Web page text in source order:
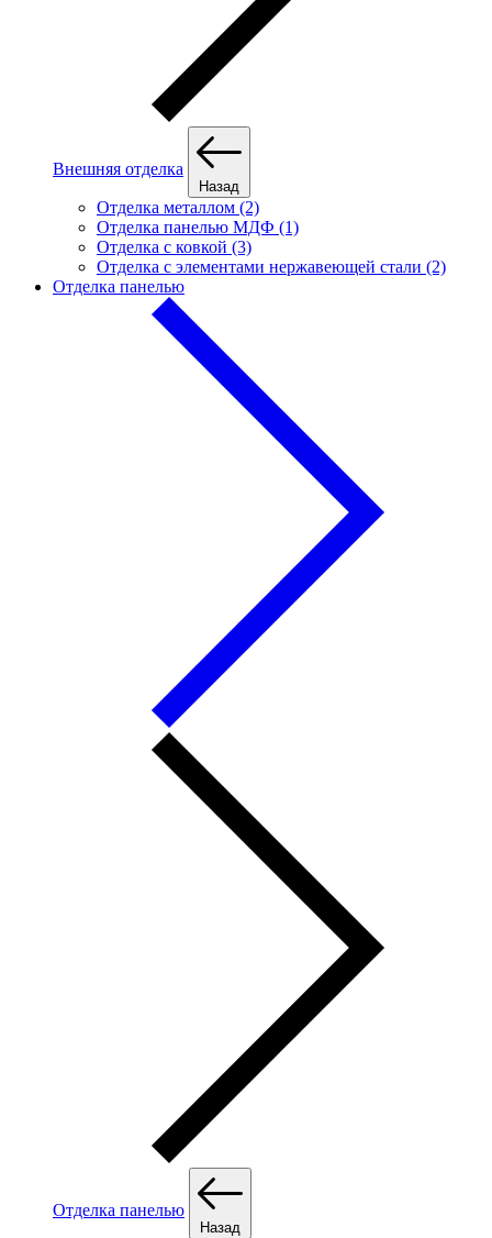
Внешняя отделка
Назад
Отделка металлом (2)
Отделка панелью МДФ (1)
Отделка с ковкой (3)
Отделка с элементами нержавеющей стали (2)
Отделка панелью
Отделка панелью
Назад